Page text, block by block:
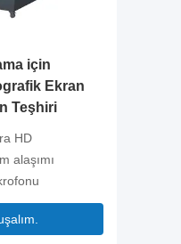
için
Ekran
Teşhiri
HD
alaşımı